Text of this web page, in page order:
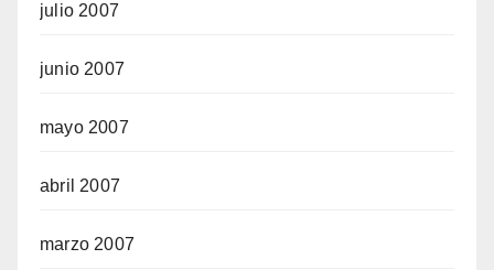
julio 2007
junio 2007
mayo 2007
abril 2007
marzo 2007